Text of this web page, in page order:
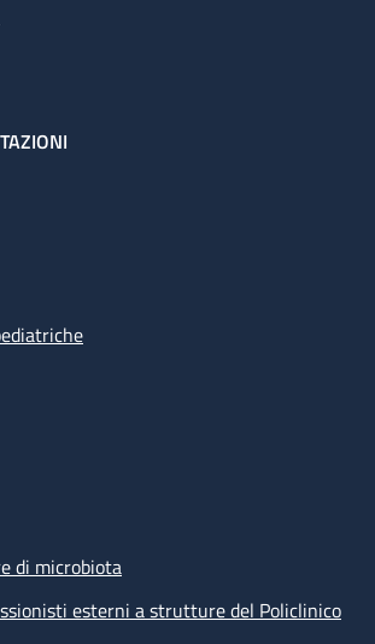
di microbiota
esterni a strutture del Policlinico